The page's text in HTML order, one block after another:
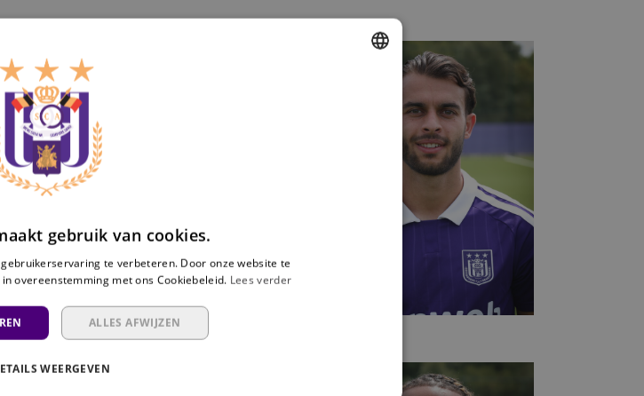
21
César
gebruik van cookies.
te verbeteren. Door onze website te
overeenstemming met ons Cookiebeleid. Lees verder
ALLES AFWIJZEN
WEERGEVEN